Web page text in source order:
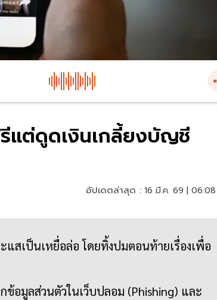
แต่ดูดเงินเกลี้ยงบัญชี
อัปเดตล่าสุด : 16 มี.ค. 69 |
สเป็นเหยื่อล่อ โดยทิ้งปมตอนท้ายเรื่องเพื่อ
อมูลส่วนตัวในเว็บปลอม (Phishing) และ